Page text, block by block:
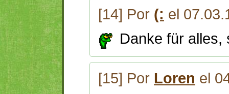
[14] Por (: el
Danke für alles,
[15] Por Loren el